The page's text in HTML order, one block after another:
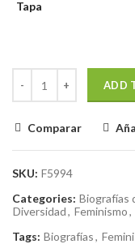
Tapa
ADD
Comparar
SKU: F5994
Categories: Biografías
Diversidad, Feminismo,
Tags: Biografías,